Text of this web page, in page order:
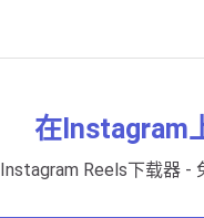
在Instagram
Instagram Reels下载器 -